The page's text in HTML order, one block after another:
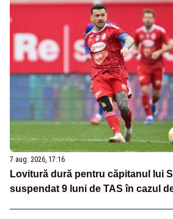
7 aug. 2026, 17:16
Lovitură dură pentru căpitanul lui
suspendat 9 luni de TAS în cazul